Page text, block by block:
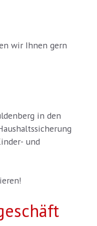
wir Ihnen gern
in den
und